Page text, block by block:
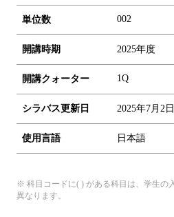
単位数 002
開講時期 2025年度
開講クォーター 1Q
シラバス更新日 2025年7月2日
使用言語 日本語
※ 科目コードに( ) がある科目は、学生の
異なります。